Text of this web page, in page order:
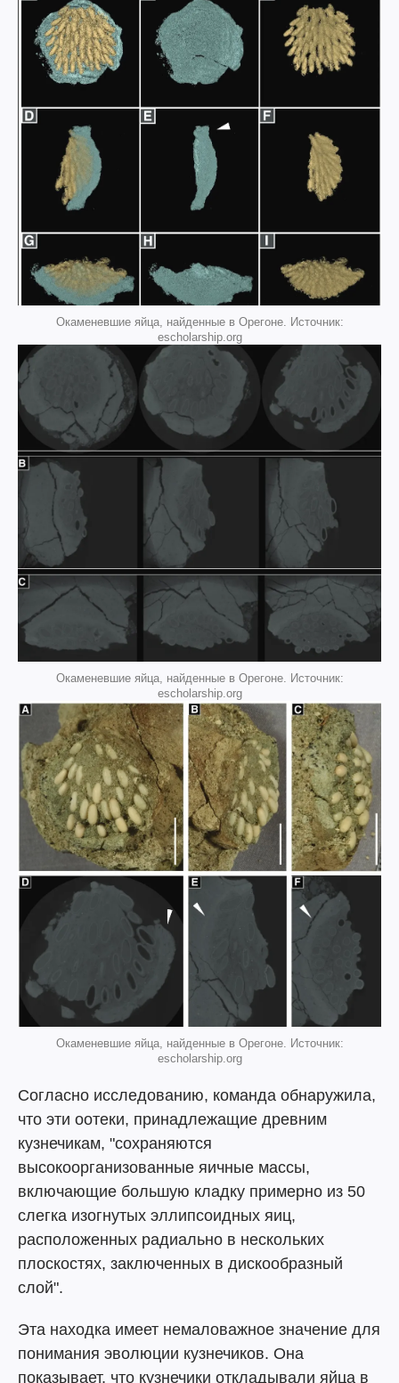
Окаменевшие яйца, найденные в Орегоне. Источник:
escholarship.org
Окаменевшие яйца, найденные в Орегоне. Источник:
escholarship.org
Окаменевшие яйца, найденные в Орегоне. Источник:
escholarship.org
Согласно исследованию, команда обнаружила,
что эти оотеки, принадлежащие древним
кузнечикам, "сохраняются
высокоорганизованные яичные массы,
включающие большую кладку примерно из 50
слегка изогнутых эллипсоидных яиц,
расположенных радиально в нескольких
плоскостях, заключенных в дискообразный
слой".
Эта находка имеет немаловажное значение для
понимания эволюции кузнечиков. Она
показывает, что кузнечики откладывали яйца в